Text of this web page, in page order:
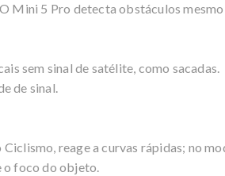
Mini 5 Pro detecta obstáculos
sem sinal de satélite, como sacadas.
de sinal.
reage a curvas rápidas; no
o foco do objeto.